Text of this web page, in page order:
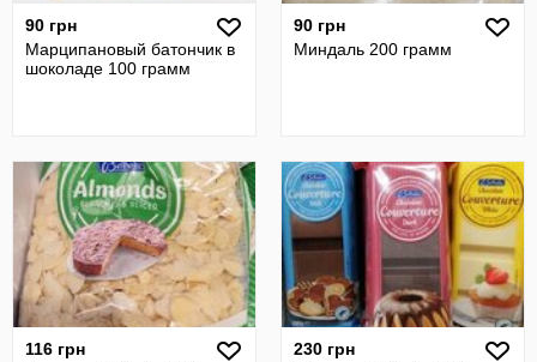
90 грн
Марципановый батончик в
шоколаде 100 грамм
90 грн
Миндаль 200 грамм
116 грн
230 грн